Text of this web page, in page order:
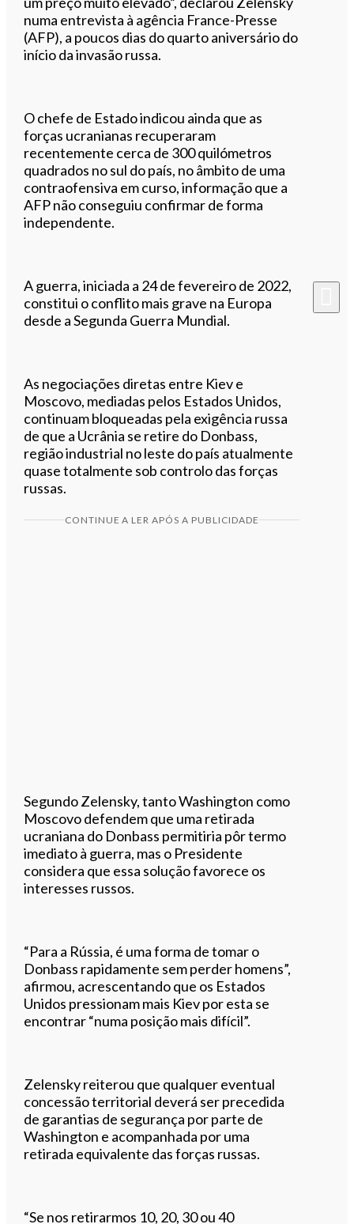
numa entrevista à agência France-Presse
(AFP), a poucos dias do quarto aniversário do
início da invasão russa.
O chefe de Estado indicou ainda que as
forças ucranianas recuperaram
recentemente cerca de 300 quilómetros
quadrados no sul do país, no âmbito de uma
contraofensiva em curso, informação que a
AFP não conseguiu confirmar de forma
independente.
A guerra, iniciada a 24 de fevereiro de 2022,
constitui o conflito mais grave na Europa
desde a Segunda Guerra Mundial.
As negociações diretas entre Kiev e
Moscovo, mediadas pelos Estados Unidos,
continuam bloqueadas pela exigência russa
de que a Ucrânia se retire do Donbass,
região industrial no leste do país atualmente
quase totalmente sob controlo das forças
russas.
CONTINUE A LER APÓS A PUBLICIDADE
Segundo Zelensky, tanto Washington como
Moscovo defendem que uma retirada
ucraniana do Donbass permitiria pôr termo
imediato à guerra, mas o Presidente
considera que essa solução favorece os
interesses russos.
“Para a Rússia, é uma forma de tomar o
Donbass rapidamente sem perder homens”,
afirmou, acrescentando que os Estados
Unidos pressionam mais Kiev por esta se
encontrar “numa posição mais difícil”.
Zelensky reiterou que qualquer eventual
concessão territorial deverá ser precedida
de garantias de segurança por parte de
Washington e acompanhada por uma
retirada equivalente das forças russas.
“Se nos retirarmos 10, 20, 30 ou 40